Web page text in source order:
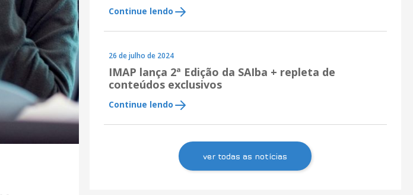
Continue lendo
26 de julho de 2024
IMAP lança 2ª Edição da SAIba + repleta de
conteúdos exclusivos
Continue lendo
ver todas as notícias